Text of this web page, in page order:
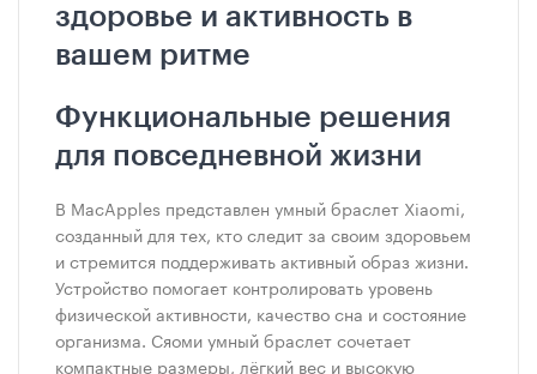
здоровье и активность в
вашем ритме
Функциональные решения
для повседневной жизни
В MacApples представлен умный браслет Xiaomi,
созданный для тех, кто следит за своим здоровьем
и стремится поддерживать активный образ жизни.
Устройство помогает контролировать уровень
физической активности, качество сна и состояние
организма. Сяоми умный браслет сочетает
компактные размеры, лёгкий вес и высокую